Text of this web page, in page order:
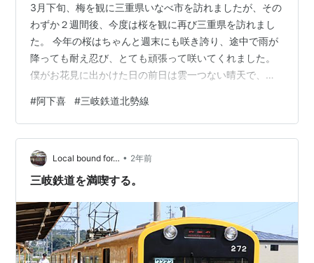
3月下旬、梅を観に三重県いなべ市を訪れましたが、その
わずか２週間後、今度は桜を観に再び三重県を訪れまし
た。 今年の桜はちゃんと週末にも咲き誇り、途中で雨が
降っても耐え忍び、とても頑張って咲いてくれました。
僕がお花見に出かけた日の前日は雲一つない晴天で、こ
った日は・・・ 青空一つない曇天でした。 これ以下はな
い程のお花見日和です。 それではしばらくの間、満開の
桜とグレースカイの相性の悪い画像をご覧ください。 訪
れたのは木曽岬町にある「鍋田川堤桜並木」。 ここは鍋
田川に沿って約４ｋｍにわたり桜並木が続くという圧巻
#阿下喜 #三岐鉄道北勢線
Local bound for… • 2年前
三岐鉄道を満喫する。